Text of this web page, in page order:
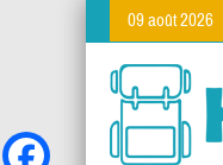
09 août 2026